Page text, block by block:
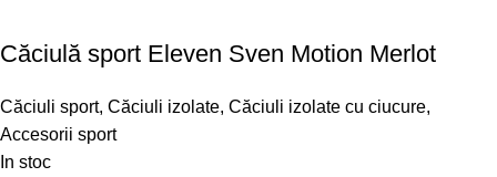
Căciulă sport Eleven Sven Motion Merlot
Căciuli sport, Căciuli izolate, Căciuli izolate cu ciucure,
Accesorii sport
In stoc